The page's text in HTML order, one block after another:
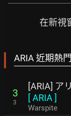
在新視
ARIA 近期熱
3
3
[ARIA] ア
[ARIA ]
Warspite